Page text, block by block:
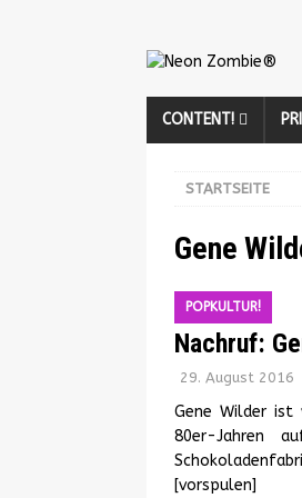
CONTENT!
STARTSEITE
Gene
POPKULTUR!
Nachruf:
29. August 2016
Gene Wilder ist
80er-Jahren
[vorspulen]